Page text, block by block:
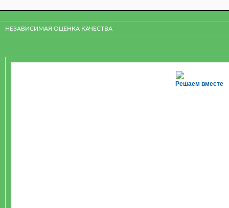
НЕЗАВИСИМАЯ ОЦЕНКА КАЧЕСТВА
Решаем вместе